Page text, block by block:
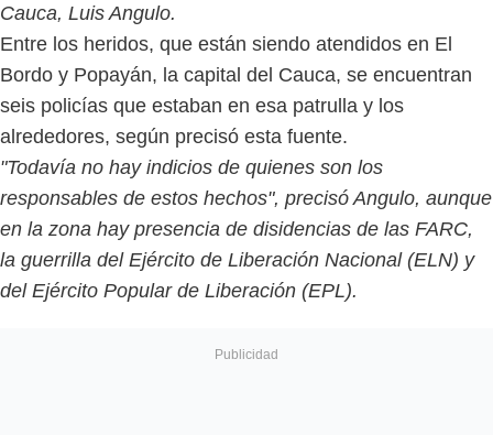
Cauca, Luis Angulo.
Entre los heridos, que están siendo atendidos en El
Bordo y Popayán, la capital del Cauca, se encuentran
seis policías que estaban en esa patrulla y los
alrededores, según precisó esta fuente.
"Todavía no hay indicios de quienes son los
responsables de estos hechos", precisó Angulo, aunque
en la zona hay presencia de disidencias de las FARC,
la guerrilla del Ejército de Liberación Nacional (ELN) y
del Ejército Popular de Liberación (EPL).